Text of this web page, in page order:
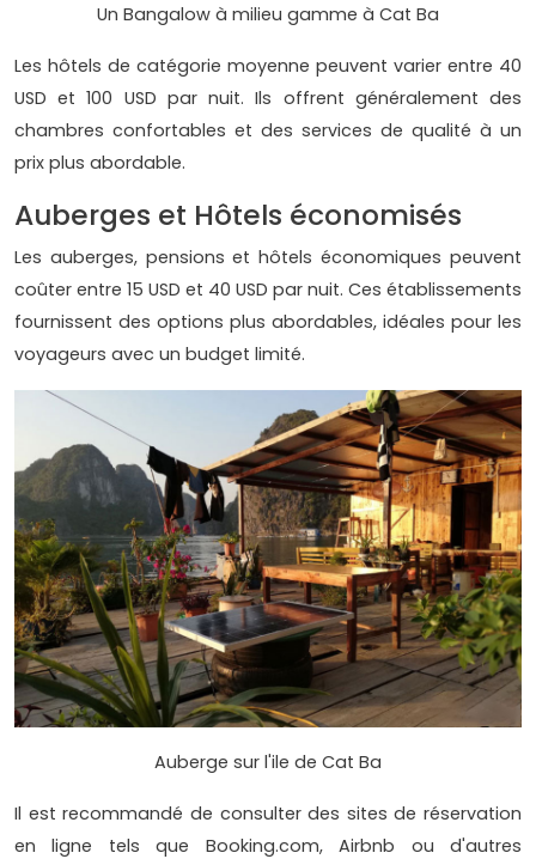
Un Bangalow à milieu gamme à Cat Ba
Les hôtels de catégorie moyenne peuvent varier entre 40
USD et 100 USD par nuit. Ils offrent généralement des
chambres confortables et des services de qualité à un
prix plus abordable.
Auberges et Hôtels économisés
Les auberges, pensions et hôtels économiques peuvent
coûter entre 15 USD et 40 USD par nuit. Ces établissements
fournissent des options plus abordables, idéales pour les
voyageurs avec un budget limité.
Auberge sur l'ile de Cat Ba
Il est recommandé de consulter des sites de réservation
en ligne tels que Booking.com, Airbnb ou d'autres